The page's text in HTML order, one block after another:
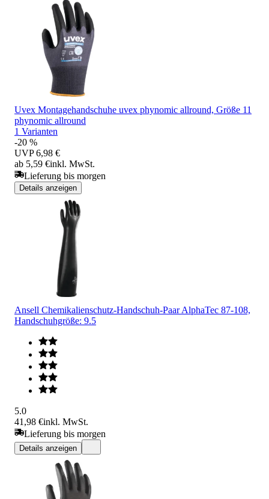
Uvex Montagehandschuhe uvex phynomic allround, Größe 11
phynomic allround
1 Varianten
-20 %
UVP 6,98 €
ab 5,59 €inkl. MwSt.
Lieferung bis morgen
Details anzeigen
Ansell Chemikalienschutz-Handschuh-Paar AlphaTec 87-108,
Handschuhgröße: 9.5
5.0
41,98 €inkl. MwSt.
Lieferung bis morgen
Details anzeigen